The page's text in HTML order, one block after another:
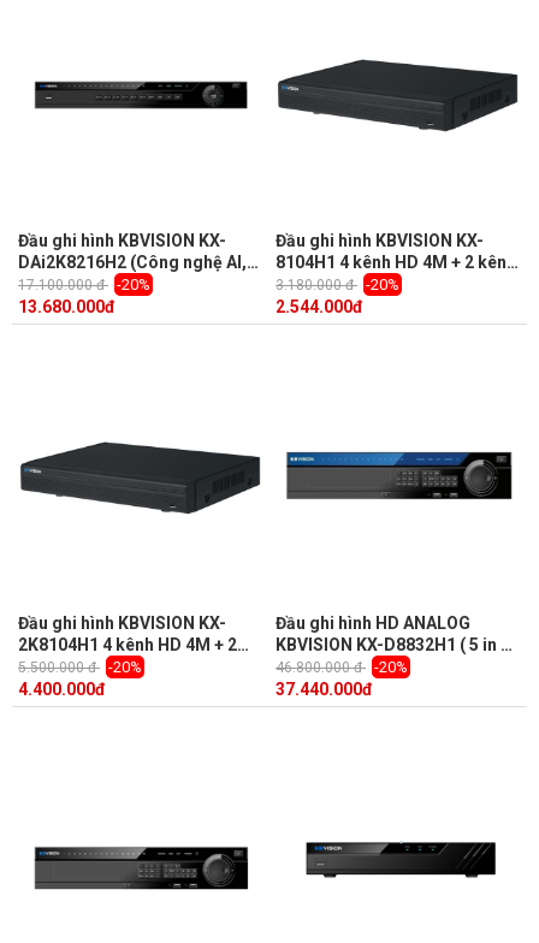
Đầu ghi hình KBVISION KX-
DAi2K8216H2 (Công nghệ AI,
nhận diện khuôn mặt, 16 kênh,
hỗ trợ camera lên dến 8.0MP)
17.100.000 đ -20%
13.680.000đ
Đầu ghi hình KBVISION KX-
8104H1 4 kênh HD 4M + 2 kênh
IP, 1 Sata, Audio, truyền tải âm
thanh báo động
3.180.000 đ -20%
2.544.000đ
Đầu ghi hình KBVISION KX-
2K8104H1 4 kênh HD 4M + 2
kênh IP, 1 Sata, Audio, Push
Video
5.500.000 đ -20%
4.400.000đ
Đầu ghi hình HD ANALOG
KBVISION KX-D8832H1 ( 5 in 1,
32 kênh + 32 kênh IP, 8Mp)
46.800.000 đ -20%
37.440.000đ